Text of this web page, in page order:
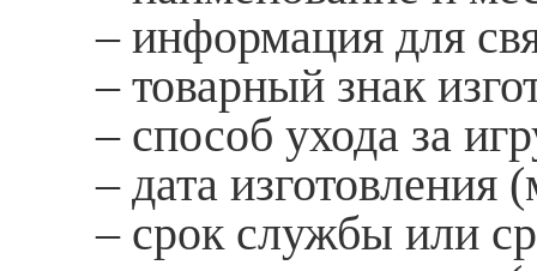
– информация для
– товарный знак
– способ ухода за
– дата изготовления
– срок службы или